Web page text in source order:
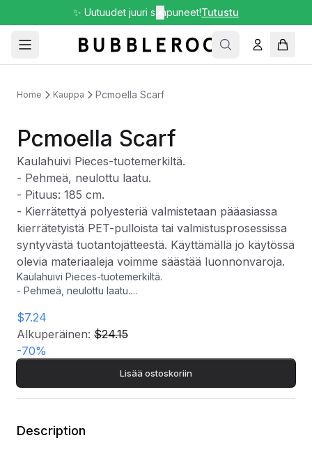
✨ Uutuudet juuri saapuneet!Tutustu
Home Kauppa Pcmoella Scarf
Pcmoella Scarf
Kaulahuivi Pieces-tuotemerkiltä.
- Pehmeä, neulottu laatu.
- Pituus: 185 cm.
- Kierrätettyä polyesteriä valmistetaan pääasiassa
kierrätetyistä PET-pulloista tai valmistusprosessissa
syntyvästä tuotantojätteestä. Käyttämällä jo käytössä
olevia materiaaleja voimme säästää luonnonvaroja.
Kaulahuivi Pieces-tuotemerkiltä.
- Pehmeä, neulottu laatu.
- Kierrätettyä polyesteriä valmistetaan pääasiassa
kierrätetyistä PET-pulloista tai valmistusprosessissa
syntyvästä tuotantojätteestä. Käyttämällä jo käytössä olevia
materiaaleja voimme säästää luonnonvaroja.
$7.24
Alkuperäinen: $24.15
-70%
Lisää ostoskoriin
Description